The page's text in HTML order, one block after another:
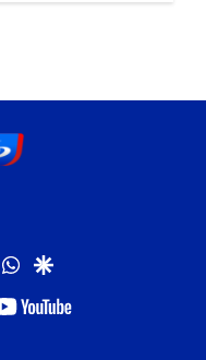
whatsapp
google
youtube-